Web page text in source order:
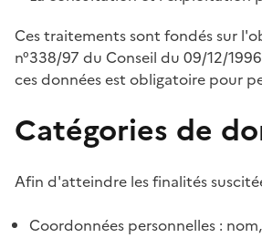
Ces traitements sont fondés sur
n°338/97 du Conseil du 09/12/
ces données est obligatoire pour
Catégories de
Afin d'atteindre les finalités
Coordonnées personnelles :